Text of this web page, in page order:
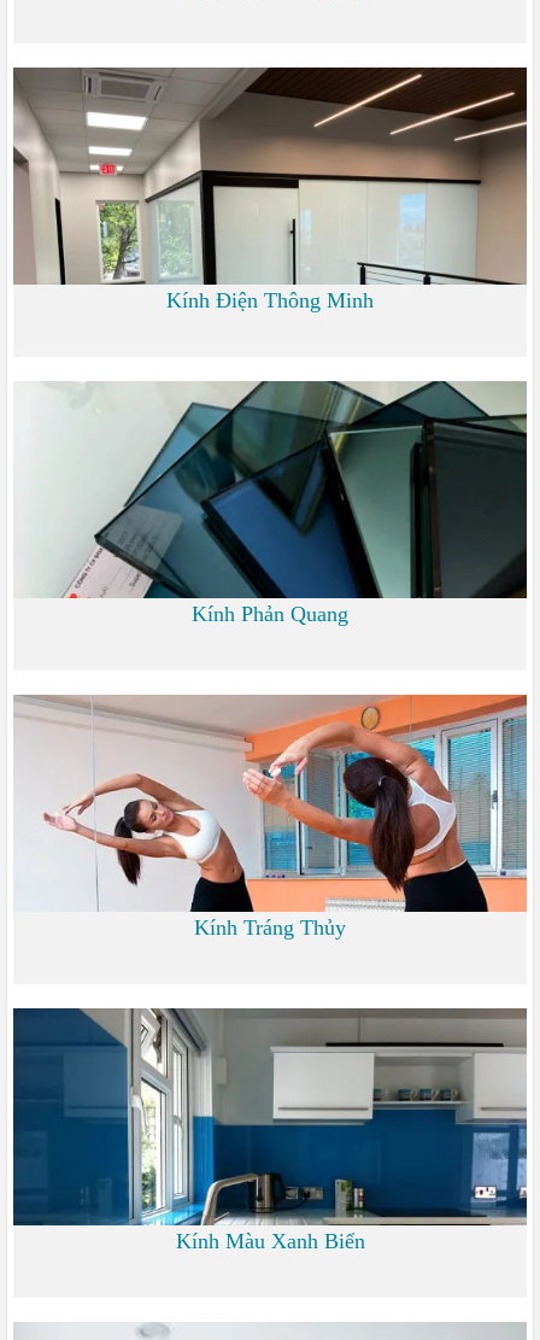
6.000
Kính Điện Thông Minh
Kính Phản Quang
Kính Tráng Thủy
Kính Màu Xanh Biển